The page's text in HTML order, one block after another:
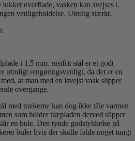
lukket overflade, vasken kan svejses i.
vedligeholdelse. Utrolig stærkt.
i 1,5 mm. rustfrit stål er et godt
utroligt rengøringsvenligt, da det er en
at man med en isvejst vask slipper
overgange.
med trækerne kan dog ikke tåle varmen
som holder træpladen derved slipper
en bule. Den tynde godstykkelse på
buler hvis der skulle falde noget tungt